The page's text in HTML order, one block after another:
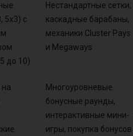
5х3) с
до 10)
Нестандартные сетки,
каскадные барабаны,
механики Cluster Pays
и Megaways
на
Многоуровневые
бонусные раунды,
интерактивные мини-
игры, покупка бонусов